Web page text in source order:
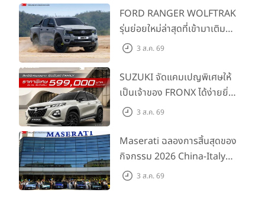
FORD RANGER WOLFTRAK
รุ่นย่อยใหม่ล่าสุดที่เข้ามาเติม
เต็มไลน์อัป พร้อมตอบโจทย์ทุก
พร้อมลุย ด้วยราคาพิเศษเริ่ม
ต้นที่ 9.49 แสนบาท
3 ส.ค. 69
SUZUKI จัดแคมเปญพิเศษให้
เป็นเจ้าของ FRONX ได้ง่ายยิ่ง
ขึ้นสำหรับรุ่น GL ราคาพิเศษ
200 คัน พร้อมข้อเสนอสุดคุ้ม
3 ส.ค. 69
Maserati ฉลองการสิ้นสุดของ
กิจกรรม 2026 China-Italy
Grand Tour ณ สำนักงาน
3 ส.ค. 69